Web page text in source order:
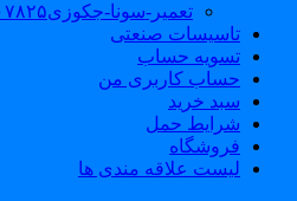
تعمیر-سونا-جکوزی۰۹۱۲۱۵۰۷۸۲۵-sauna-jacuzzi
تاسیسات صنعتی
تسویه حساب
حساب کاربری من
سبد خرید
شرایط حمل
فروشگاه
لیست علاقه مندی ها